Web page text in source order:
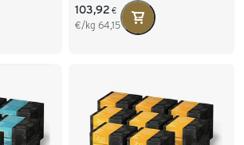
103,92 €
€/kg 64,15